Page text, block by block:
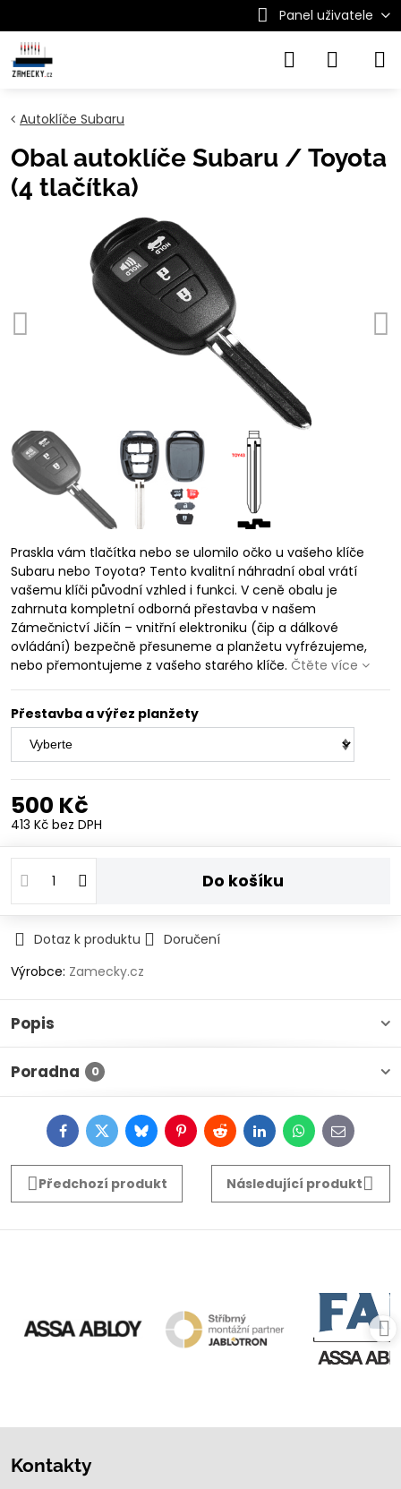
Panel uživatele
Autoklíče Subaru
Obal autoklíče Subaru / Toyota
(4 tlačítka)
Praskla vám tlačítka nebo se ulomilo očko u vašeho klíče
Subaru nebo Toyota? Tento kvalitní náhradní obal vrátí
vašemu klíči původní vzhled i funkci. V ceně obalu je
zahrnuta kompletní odborná přestavba v našem
Zámečnictví Jičín – vnitřní elektroniku (čip a dálkové
ovládání) bezpečně přesuneme a planžetu vyfrézujeme,
nebo přemontujeme z vašeho starého klíče. Čtěte více
Přestavba a výřez planžety
500 Kč
413 Kč bez DPH
Do košíku
Dotaz k produktu
Doručení
Výrobce: Zamecky.cz
Popis
Poradna 0
FacebookTwitterBlueskyPinterestRedditLinkedInWhatsApp
E-
mail
Předchozí produkt
Následující produkt
Kontakty